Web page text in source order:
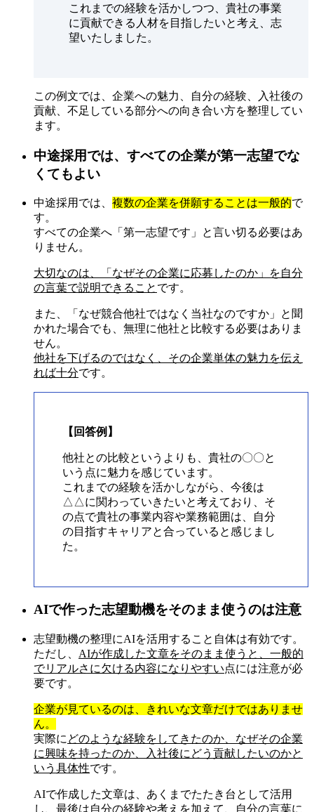
これまでの経験を活かしつつ、貴社の事業
に貢献できる人材を目指したいと考え、志
望いたしました。
この例文では、企業への魅力、自分の経験、入社後の
貢献、不足している部分への向き合い方を整理してい
ます。
中途採用では、すべての企業が第一志望でな
くてもよい
中途採用では、 複数の企業を併願することは一般的で
す。
すべての企業へ「第一志望です」と言い切る必要はあ
りません。
大切なのは、「なぜその企業に応募したのか」を自分
の言葉で説明できること です。
また、「なぜ競合他社ではなく当社なのですか」と聞
かれた場合でも、無理に他社と比較する必要はありま
せん。
他社を下げるのではなく、その企業単体の魅力を伝え
れば十分です。
【回答例】
他社との比較というよりも、貴社の〇〇と
いう点に魅力を感じています。
これまでの経験を活かしながら、今後は
△△に関わっていきたいと考えており、そ
の点で貴社の事業内容や業務範囲は、自分
の目指すキャリアと合っていると感じまし
た。
AIで作った志望動機をそのまま使うのは注意
志望動機の整理にAIを活用すること自体は有効です。
ただし、 AIが作成した文章をそのまま使うと、一般的
でリアルさに欠ける内容になりやすい点には注意が必
要です。
企業が見ているのは、きれいな文章だけではありませ
ん。
実際に どのような経験をしてきたのか、なぜその企業
に興味を持ったのか、入社後にどう貢献したいのかと
いう具体性です。
AIで作成した文章は、あくまでたたき台として活用
し、最後は自分の経験や考えを加えて、自分の言葉に